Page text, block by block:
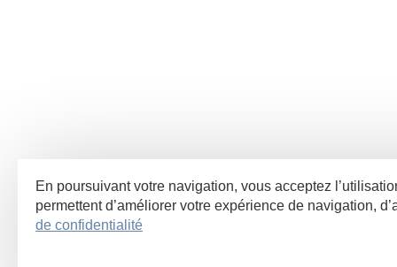
En poursuivant votre navigation, vous acceptez
permettent d’améliorer votre expérience de navigation,
de confidentialité